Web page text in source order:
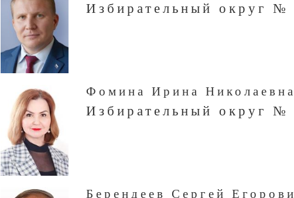
Избирательный округ №
Фомина Ирина Николаевна
Избирательный округ №
Берендеев Сергей